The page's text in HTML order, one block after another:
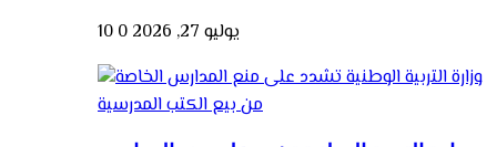
يوليو 27, 2026 0
10